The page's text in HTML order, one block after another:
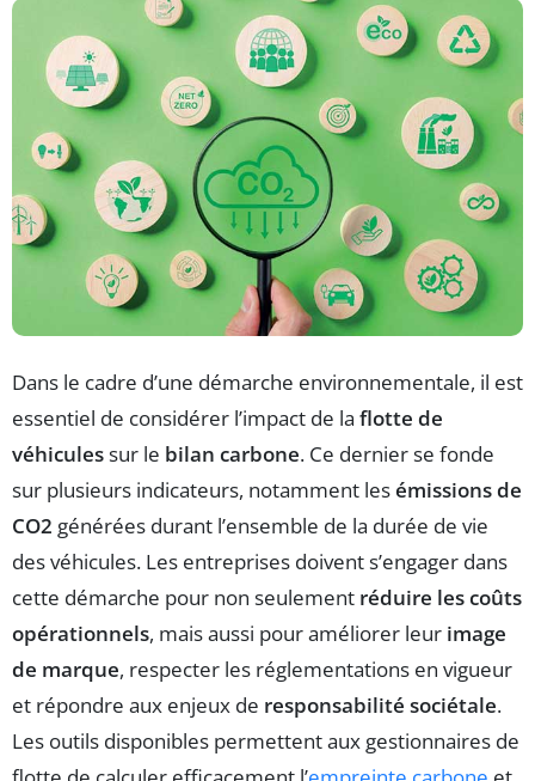
Dans le cadre d’une démarche environnementale, il est
essentiel de considérer l’impact de la flotte de
véhiculessur le bilan carbone. Ce dernier se fonde
sur plusieurs indicateurs, notamment lesémissions de
CO2 générées durant l’ensemble de la durée de vie
des véhicules. Les entreprises doivent s’engager dans
cette démarche pour non seulement réduire les coûts
opérationnels, mais aussi pour améliorer leur image
de marque, respecter les réglementations en vigueur
et répondre aux enjeux de responsabilité sociétale.
Les outils disponibles permettent aux gestionnaires de